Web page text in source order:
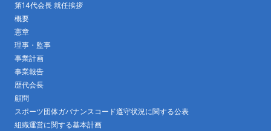
第14代会長 就任挨拶
概要
憲章
理事・監事
事業計画
事業報告
歴代会長
顧問
スポーツ団体ガバナンスコード遵守状況に関する公表
組織運営に関する基本計画